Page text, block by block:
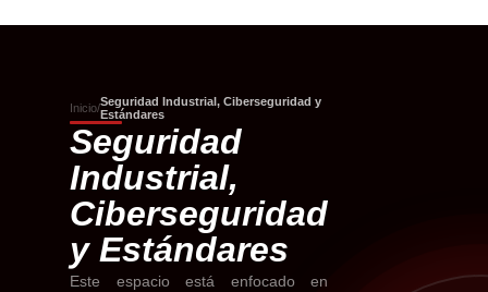
Inicio/Seguridad Industrial, Ciberseguridad y
Estándares
Seguridad
Industrial,
Ciberseguridad
y Estándares
Este espacio está enfocado en